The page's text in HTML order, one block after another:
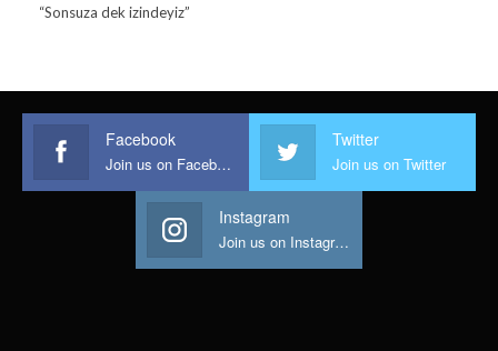
“Sonsuza dek izindeyiz”
Facebook
Join us on Facebook
Twitter
Join us on Twitter
Instagram
Join us on Instagram